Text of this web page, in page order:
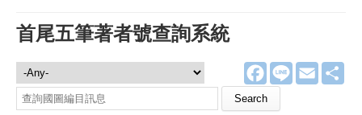
首尾五筆著者號查詢系統
F
a
e
L
E
m
國圖編目訊息
Search this site